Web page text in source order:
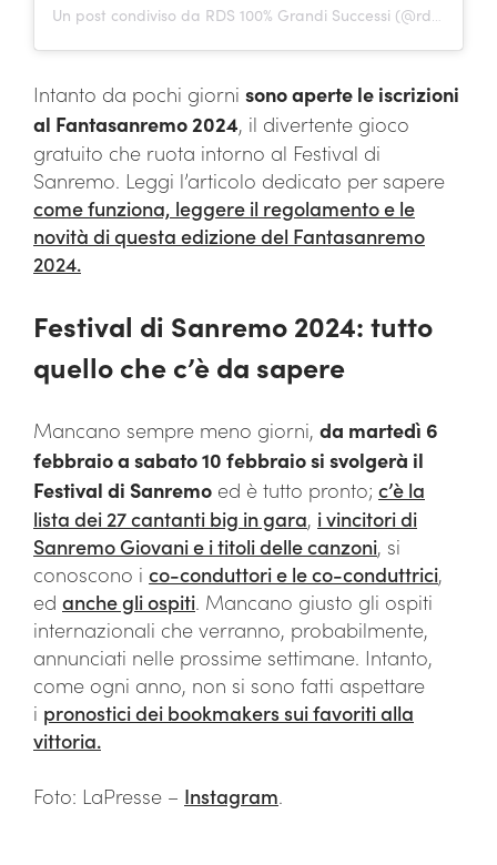
Intanto da pochi giorni sono aperte le iscrizioni
al Fantasanremo 2024, il divertente gioco
gratuito che ruota intorno al Festival di
Sanremo. Leggi l’articolo dedicato per sapere
come funziona, leggere il regolamento e le
novità di questa edizione del Fantasanremo
2024.
Festival di Sanremo 2024: tutto
quello che c’è da sapere
Mancano sempre meno giorni, da martedì 6
febbraio a sabato 10 febbraio si svolgerà il
Festival di Sanremo ed è tutto pronto; c’è la
lista dei 27 cantanti big in gara, i vincitori di
Sanremo Giovani e i titoli delle canzoni, si
conoscono i co-conduttori e le co-conduttrici,
ed anche gli ospiti. Mancano giusto gli ospiti
internazionali che verranno, probabilmente,
annunciati nelle prossime settimane. Intanto,
come ogni anno, non si sono fatti aspettare
i pronostici dei bookmakers sui favoriti alla
vittoria.
Foto: LaPresse – Instagram.